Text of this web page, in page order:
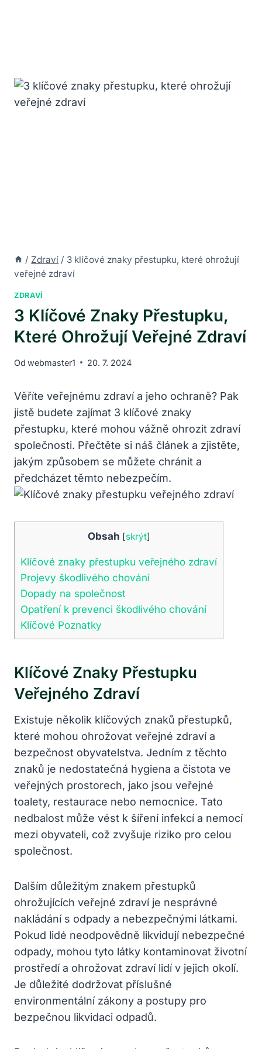
/ Zdraví / 3 klíčové znaky přestupku, které ohrožují
veřejné zdraví
ZDRAVÍ
3 Klíčové Znaky Přestupku,
Které Ohrožují Veřejné Zdraví
Od webmaster1 20. 7. 2024
Věříte veřejnému zdraví a jeho ochraně? Pak
jistě budete zajímat 3 klíčové znaky
přestupku, které mohou vážně ohrozit zdraví
společnosti. Přečtěte si náš článek a zjistěte,
jakým způsobem se můžete chránit a
předcházet těmto nebezpečím.
Obsah [skrýt]
Klíčové znaky přestupku veřejného zdraví
Projevy škodlivého chování
Dopady na společnost
Opatření k prevenci škodlivého chování
Klíčové Poznatky
Klíčové Znaky Přestupku
Veřejného Zdraví
Existuje několik klíčových znaků přestupků,
které mohou ohrožovat veřejné zdraví a
bezpečnost obyvatelstva. Jedním z těchto
znaků je nedostatečná hygiena a čistota ve
veřejných prostorech, jako jsou veřejné
toalety, restaurace nebo nemocnice. Tato
nedbalost může vést k šíření infekcí a nemocí
mezi obyvateli, což zvyšuje riziko pro celou
společnost.
Dalším důležitým znakem přestupků
ohrožujících veřejné zdraví je nesprávné
nakládání s odpady a nebezpečnými látkami.
Pokud lidé neodpovědně likvidují nebezpečné
odpady, mohou tyto látky kontaminovat životní
prostředí a ohrožovat zdraví lidí v jejich okolí.
Je důležité dodržovat příslušné
environmentální zákony a postupy pro
bezpečnou likvidaci odpadů.